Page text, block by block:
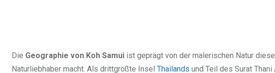
Die Geographie von Koh Samui ist geprägt von der malerischen Natur
Naturliebhaber macht. Als drittgrößte Insel Thailands und Teil des Surat